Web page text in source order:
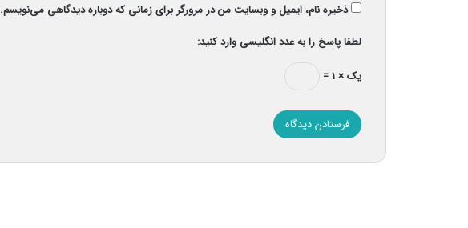
ذخیره نام، ایمیل و وبسایت من در مرورگر برای زمانی که دوباره دیدگاهی می‌نویسم.
لطفا پاسخ را به عدد انگلیسی وارد کنید:
یک × ۱ =